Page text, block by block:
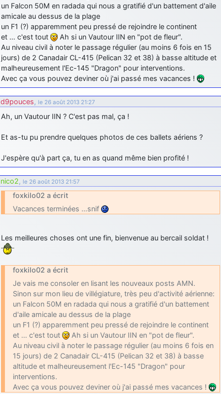
d9pouces : Joyeux Noël à tous !
d9pouces: mais tu peux tenter l'un des rares lycées militaires
comme le Prytanée dans la Sarthe, ça ne peut pas faire de mal !
d9pouces : C'est plutôt après le lycée, voire après une prépa
scientifique, tu as donc encore un peu de temps devant toi
yaellerigolow: bonjour a tous je suis un élève de première
passionnée par l'aviation militaire , pourrais je savoir que faire après
le lycée pour s'orienter et pouvoir devenir officier de l'armée de l'air?
d9pouces: lesquels, par exemple ?
les photo des anciens appareils de l'armée de l'air de la haute -volta
d9pouces : Ça me casse quand même bien les pieds, j’avoue
jericho: Pour moi tout est à nouveau OK dirait-on… Merci à toi.
d9pouces: En espérant n’avoir coupé les accessoires de personne
au passage !
d9pouces: j'ai trouvé un palliatif un peu violent, mais ça devrait aller
par terre
jericho
d9pouces : Désolé ! Mon filtrage a été un peu trop violent
manifestement
tout voir
un Falcon 50M en radada qui nous a gratifié d'un battement d'aile
amicale au dessus de la plage
un F1 (?) apparemment peu pressé de rejoindre le continent
et … c'est tout
Ah si un Vautour IIN en "pot de fleur".
Au niveau civil à noter le passage régulier (au moins 6 fois en 15
jours) de 2 Canadair CL-415 (Pelican 32 et 38) à basse altitude et
malheureusement l'Ec-145 "Dragon" pour interventions.
Avec ça vous pouvez deviner où j'ai passé mes vacances !
d9pouces, le 26 août 2013 21:27
Ah, un Vautour IIN ? C'est pas mal, ça !
Et as-tu pu prendre quelques photos de ces ballets aériens ?
J'espère qu'à part ça, tu en as quand même bien profité !
nico2, le 26 août 2013 21:57
foxkilo02 a écrit
Vacances terminées …snif
Les meilleures choses ont une fin, bienvenue au bercail soldat !
foxkilo02 a écrit
Je vais me consoler en lisant les nouveaux posts AMN.
Sinon sur mon lieu de villégiature, très peu d'activité aérienne:
un Falcon 50M en radada qui nous a gratifié d'un battement
d'aile amicale au dessus de la plage
un F1 (?) apparemment peu pressé de rejoindre le continent
et … c'est tout
Ah si un Vautour IIN en "pot de fleur".
Au niveau civil à noter le passage régulier (au moins 6 fois en
15 jours) de 2 Canadair CL-415 (Pelican 32 et 38) à basse
altitude et malheureusement l'Ec-145 "Dragon" pour
interventions.
Avec ça vous pouvez deviner où j'ai passé mes vacances !